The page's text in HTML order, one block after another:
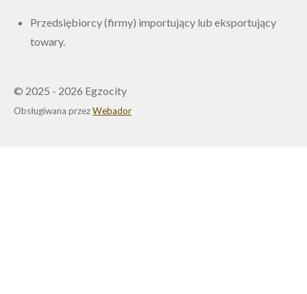
Przedsiębiorcy (firmy) importujący lub eksportujący
towary.
© 2025 - 2026 Egzocity
Obsługiwana przezWebador